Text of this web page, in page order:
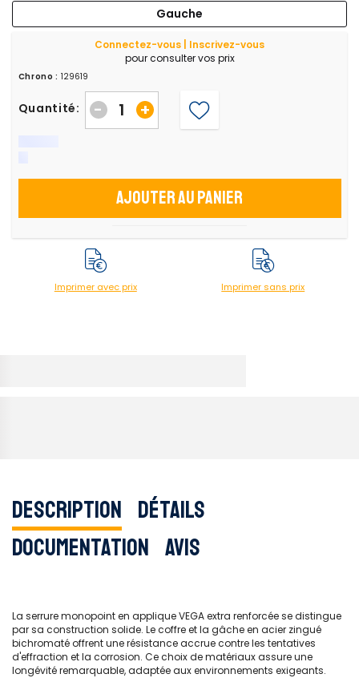
Gauche
Connectez-vous | Inscrivez-vous
pour consulter vos prix
Chrono : 129619
Quantité: +
-
Ajouter au panier
Imprimer avec prix Imprimer sans prix
Description Détails
Documentation Avis
La serrure monopoint en applique VEGA extra renforcée se distingue
par sa construction solide. Le coffre et la gâche en acier zingué
bichromaté offrent une résistance accrue contre les tentatives
d'effraction et la corrosion. Ce choix de matériaux assure une
longévité remarquable, adaptée aux environnements exigeants.